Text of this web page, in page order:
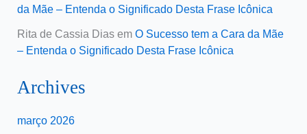
da Mãe – Entenda o Significado Desta Frase Icônica
Rita de Cassia Diasem O Sucesso tem a Cara da Mãe
– Entenda o Significado Desta Frase Icônica
Archives
março 2026